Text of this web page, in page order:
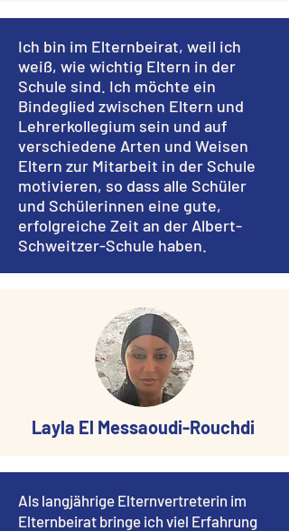
Ich bin im Elternbeirat, weil ich
weiß, wie wichtig Eltern in der
Schule sind. Ich möchte ein
Bindeglied zwischen Eltern und
Lehrerkollegium sein und auf
verschiedene Arten und Weisen
Eltern zur Mitarbeit in der Schule
motivieren, so dass alle Schüler
und Schülerinnen eine gute,
erfolgreiche Zeit an der Albert-
Schweitzer-Schule haben.
Layla El Messaoudi-Rouchdi
Als langjährige Elternvertreterin im
Elternbeirat bringe ich viel Erfahrung